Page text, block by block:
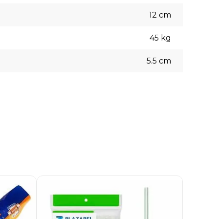
12 cm
45 kg
5.5 cm